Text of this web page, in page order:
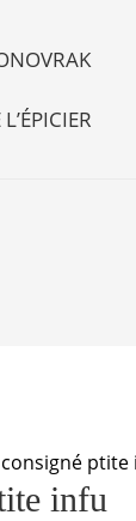
ptite
infu